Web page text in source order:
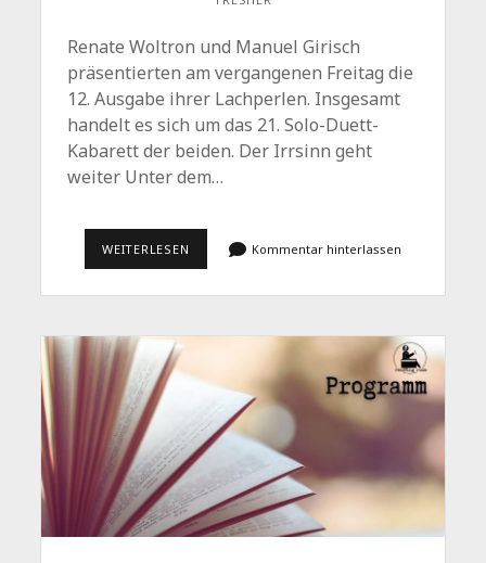
Renate Woltron und Manuel Girisch
präsentierten am vergangenen Freitag die
12. Ausgabe ihrer Lachperlen. Insgesamt
handelt es sich um das 21. Solo-Duett-
Kabarett der beiden. Der Irrsinn geht
weiter Unter dem…
WEITERLESEN IRRUNGEN,
EIN
Kommentar hinterlassen